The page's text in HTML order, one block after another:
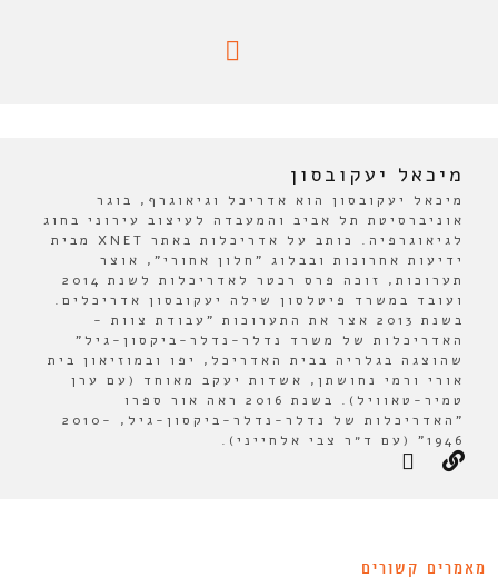
מיכאל יעקובסון
מיכאל יעקובסון הוא אדריכל וגיאוגרף, בוגר
אוניברסיטת תל אביב והמעבדה לעיצוב עירוני בחוג
לגיאוגרפיה. כותב על אדריכלות באתר XNET מבית
ידיעות אחרונות ובבלוג "חלון אחורי", אוצר
תערוכות, זוכה פרס רכטר לאדריכלות לשנת 2014
ועובד במשרד פיטלסון שילה יעקובסון אדריכלים.
בשנת 2013 אצר את התערוכות "עבודת צוות -
האדריכלות של משרד נדלר-נדלר-ביקסון-גיל"
שהוצגה בגלריה בבית האדריכל, יפו ובמוזיאון בית
אורי ורמי נחושתן, אשדות יעקב מאוחד (עם ערן
טמיר-טאוויל). בשנת 2016 ראה אור ספרו
"האדריכלות של נדלר-נדלר-ביקסון-גיל, 2010-
1946" (עם ד״ר צבי אלחייני).
מאמרים קשורים